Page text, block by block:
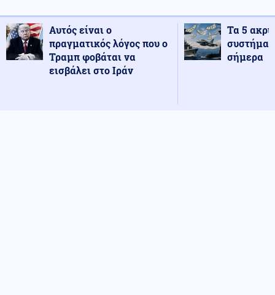
Αυτός είναι ο
πραγματικός λόγος που ο
Τραμπ φοβάται να
εισβάλει στο Ιράν
Τα 5
σήμερα